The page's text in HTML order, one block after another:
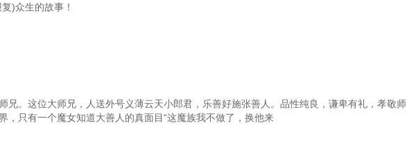
第50章：舍友 第51章：陆长清要去三甲大医院实习
)众生的故事！
兄。这位大师兄，人送外号义薄云天小郎君，乐善好施张善人。品性纯良，谦卑有礼，孝敬师
，只有一个魔女知道大善人的真面目“这魔族我不做了，换他来